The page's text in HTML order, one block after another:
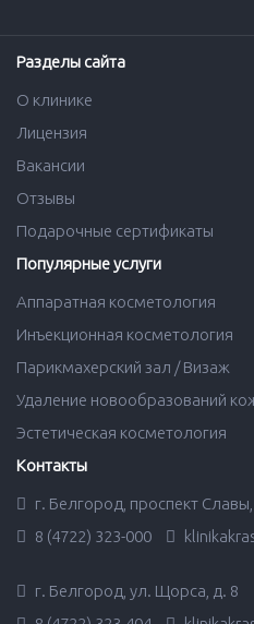
Разделы сайта
О клинике
Лицензия
Вакансии
Отзывы
Подарочные сертификаты
Популярные услуги
Аппаратная косметология
Инъекционная косметология
Парикмахерский зал / Визаж
Удаление новообразований
Эстетическая косметология
Контакты
г. Белгород, проспект
8 (4722) 323-000
г. Белгород, ул. Щорса, д. 8